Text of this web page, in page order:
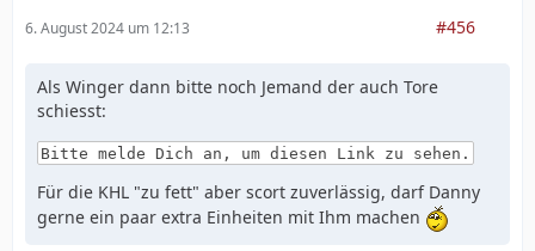
6. August 2024 um 12:13 #456
Als Winger dann bitte noch Jemand der auch Tore
schiesst:
Bitte melde Dich an, um diesen Link zu sehen.
Für die KHL "zu fett" aber scort zuverlässig, darf Danny
gerne ein paar extra Einheiten mit Ihm machen